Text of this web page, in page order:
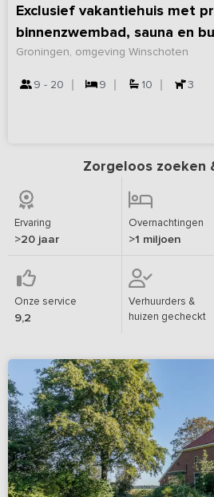
Exclusief vakantiehuis met
binnenzwembad, sauna en
Groningen, omgeving Winschoten
9 - 20 9 10 3
Zorgeloos zoeken
Ervaring
>20 jaar
Overnachtingen
>1 miljoen
Onze service
9,2
Verhuurders &
huizen gecheckt